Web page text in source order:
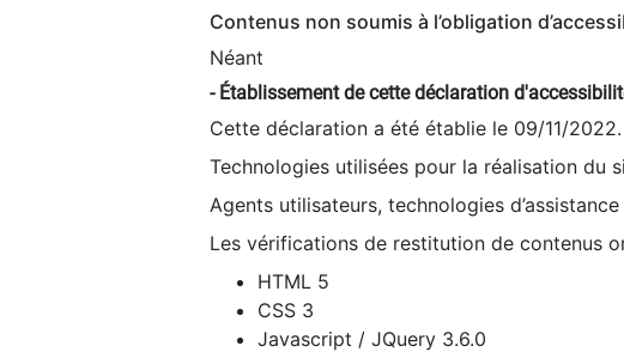
Contenus non soumis à l’obligation
Néant
- Établissement de cette déclaration
Cette déclaration a été établie le 09/11/
Technologies utilisées pour la réalisation du
Agents utilisateurs, technologies
Les vérifications de restitution de contenus
HTML 5
CSS 3
Javascript / JQuery 3.6.0